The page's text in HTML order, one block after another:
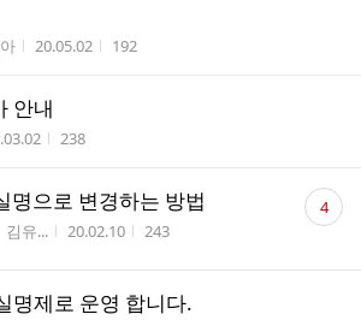
작성시간
20.05.02 조회수
192
안내
시간 조회수
238
명으로 변경하는 방법
작성자
김유... 작성시간
20.02.10 조회수
243
댓
글 4
명제로 운영 합니다.